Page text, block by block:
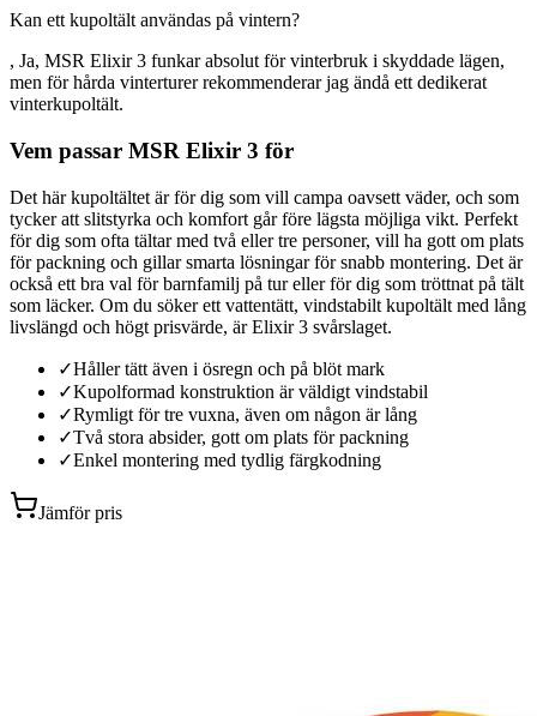
Kan ett kupoltält användas på vintern?
, Ja, MSR Elixir 3 funkar absolut för vinterbruk i skyddade lägen,
men för hårda vinterturer rekommenderar jag ändå ett dedikerat
vinterkupoltält.
Vem passar MSR Elixir 3 för
Det här kupoltältet är för dig som vill campa oavsett väder, och som
tycker att slitstyrka och komfort går före lägsta möjliga vikt. Perfekt
för dig som ofta tältar med två eller tre personer, vill ha gott om plats
för packning och gillar smarta lösningar för snabb montering. Det är
också ett bra val för barnfamilj på tur eller för dig som tröttnat på tält
som läcker. Om du söker ett vattentätt, vindstabilt kupoltält med lång
livslängd och högt prisvärde, är Elixir 3 svårslaget.
✓Håller tätt även i ösregn och på blöt mark
✓Kupolformad konstruktion är väldigt vindstabil
✓Rymligt för tre vuxna, även om någon är lång
✓Två stora absider, gott om plats för packning
✓Enkel montering med tydlig färgkodning
Jämför pris